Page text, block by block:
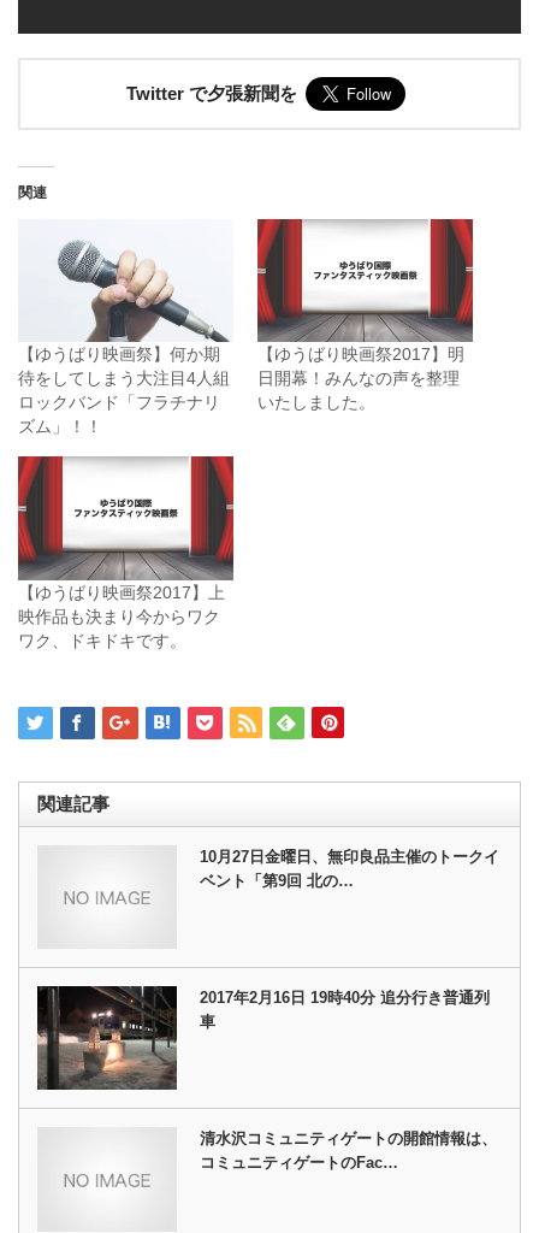
Twitter で夕張新聞を
関連
【ゆうばり映画祭】何か期
待をしてしまう大注目4人組
ロックバンド「フラチナリ
ズム」！！
【ゆうばり映画祭2017】明
日開幕！みんなの声を整理
いたしました。
【ゆうばり映画祭2017】上
映作品も決まり今からワク
ワク、ドキドキです。
関連記事
10月27日金曜日、無印良品主催のトークイ
ベント「第9回 北の…
2017年2月16日 19時40分 追分行き普通列
車
清水沢コミュニティゲートの開館情報は、
コミュニティゲートのFac…